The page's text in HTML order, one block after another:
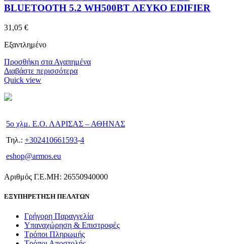
BLUETOOTH 5.2 WH500BT ΛΕΥΚΟ EDIFIER
31,05 €
Εξαντλημένο
Προσθήκη στα Αγαπημένα
Διαβάστε περισσότερα
Quick view
5ο χλμ. Ε.Ο. ΛΑΡΙΣΑΣ – ΑΘΗΝΑΣ
Τηλ.: +302410661593-4
eshop@armos.eu
Αριθμός Γ.Ε.ΜΗ: 26550940000
ΕΞΥΠΗΡΕΤΗΣΗ ΠΕΛΑΤΩΝ
Γρήγορη Παραγγελία
Υπαναχώρηση & Επιστροφές
Τρόποι Πληρωμής